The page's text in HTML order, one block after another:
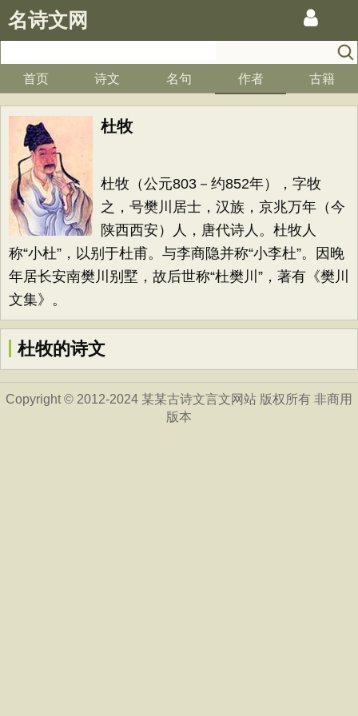
名诗文网
首页 诗文 名句 作者 古籍
杜牧
杜牧（公元803－约852年），字牧
之，号樊川居士，汉族，京兆万年（今
陕西西安）人，唐代诗人。杜牧人
称“小杜”，以别于杜甫。与李商隐并称“小李杜”。因晚
年居长安南樊川别墅，故后世称“杜樊川”，著有《樊川
文集》。
杜牧的诗文
Copyright © 2012-2024 某某古诗文言文网站 版权所有 非商用
版本